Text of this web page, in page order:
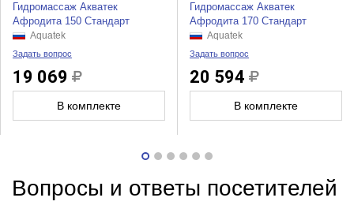
Гидромассаж Акватек
Афродита 150 Стандарт
Aquatek
Задать вопрос
19 069
В комплекте
Гидромассаж Акватек
Афродита 170 Стандарт
Aquatek
Задать вопрос
20 594
В комплекте
Вопросы и ответы посетителей